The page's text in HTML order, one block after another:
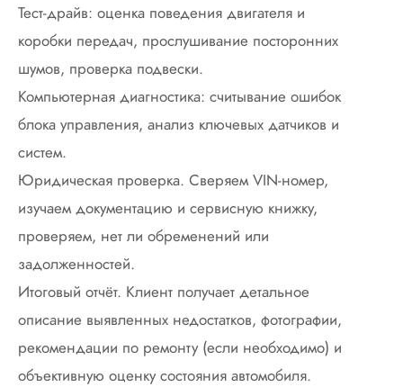
Тест-драйв: оценка поведения двигателя и
коробки передач, прослушивание посторонних
шумов, проверка подвески.
Компьютерная диагностика: считывание ошибок
блока управления, анализ ключевых датчиков и
систем.
Юридическая проверка. Сверяем VIN-номер,
изучаем документацию и сервисную книжку,
проверяем, нет ли обременений или
задолженностей.
Итоговый отчёт. Клиент получает детальное
описание выявленных недостатков, фотографии,
рекомендации по ремонту (если необходимо) и
объективную оценку состояния автомобиля.